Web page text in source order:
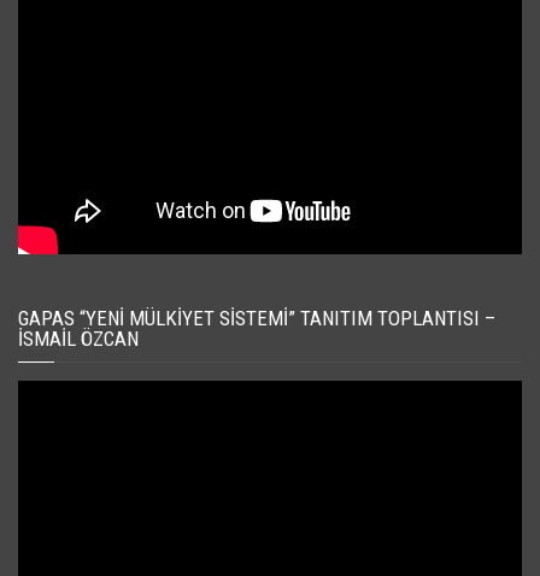
GAPAS “YENI MÜLKIYET SISTEMI” TANITIM TOPLANTISI –
İSMAIL ÖZCAN